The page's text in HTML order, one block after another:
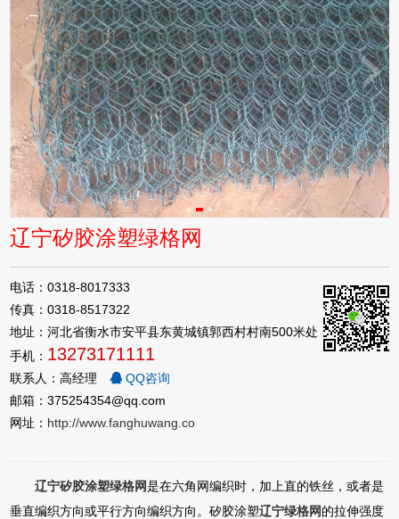
辽宁矽胶涂塑绿格网
电话：0318-8017333
传真：0318-8517322
地址：河北省衡水市安平县东黄城镇郭西村村南500米处
手机： 13273171111
联系人：高经理
QQ咨询
邮箱：375254354@qq.com
网址： http://www.fanghuwang.co
辽宁矽胶涂塑绿格网是在六角网编织时，加上直的铁丝，或者是
垂直编织方向或平行方向编织方向。矽胶涂塑辽宁绿格网的拉伸强度